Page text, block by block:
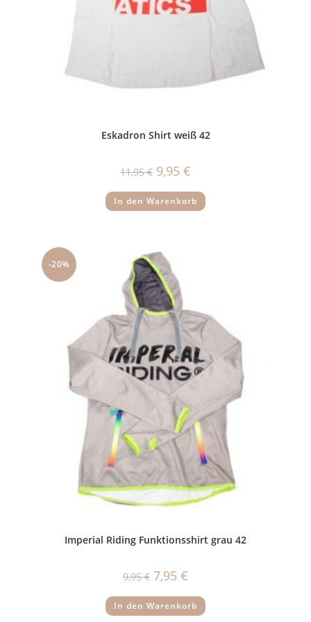
Eskadron Shirt weiß 42
11,95€ Ursprünglicher
Preis
11,95 €
9,95 €
9,95 €.
In den Warenkorb
-20%
Imperial Riding Funktionsshirt grau 42
9,95€ Ursprünglicher
Preis
9,95 €
7,95 €
7,95 €.
In den Warenkorb